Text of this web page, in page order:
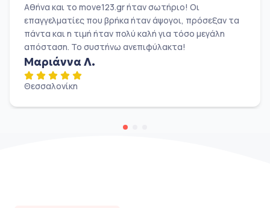
Αθήνα και το move123.gr ήταν σωτήριο! Οι
επαγγελματίες που βρήκα ήταν άψογοι, πρόσεξαν τα
πάντα και η τιμή ήταν πολύ καλή για τόσο μεγάλη
απόσταση. Το συστήνω ανεπιφύλακτα!
Μαριάννα Λ.
Θεσσαλονίκη